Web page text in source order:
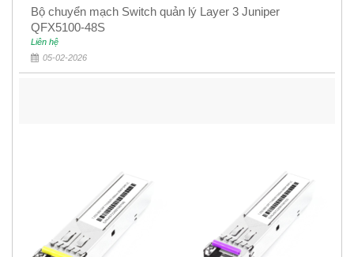
Bộ chuyển mạch Switch quản lý Layer 3 Juniper
QFX5100-48S
Liên hệ
05-02-2026